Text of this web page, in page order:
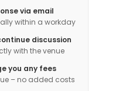
via email
within a workday
discussion
with the venue
you any fees
– no added costs